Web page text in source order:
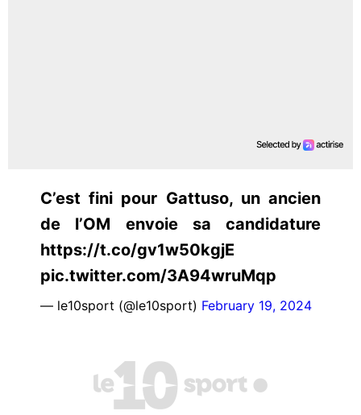
C’est fini pour Gattuso, un ancien
de l’OM envoie sa candidature
https://t.co/gv1w50kgjE
pic.twitter.com/3A94wruMqp
— le10sport (@le10sport) February 19, 2024